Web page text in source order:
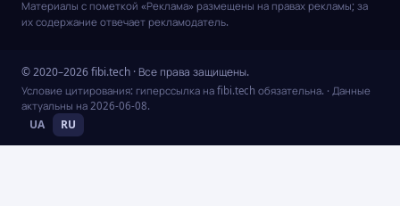
Материалы с пометкой «Реклама» размещены на правах рекламы; за
их содержание отвечает рекламодатель.
© 2020–2026 fibi.tech · Все права защищены.
Условие цитирования: гиперссылка на fibi.tech обязательна. · Данные
актуальны на 2026-06-08.
UA RU